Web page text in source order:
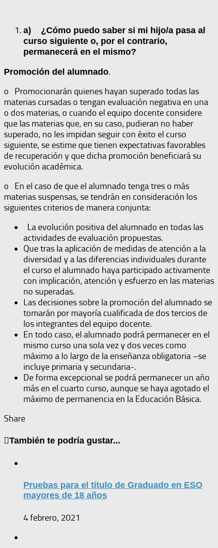
a)
¿Cómo puedo saber si mi hijo/a pasa al
curso siguiente o, por el contrario,
permanecerá en el mismo?
Promoción del alumnado.
o
Promocionarán quienes hayan superado todas las
materias cursadas o tengan evaluación negativa en una
o dos materias, o cuando el equipo docente considere
que las materias que, en su caso, pudieran no haber
superado, no les impidan seguir con éxito el curso
siguiente, se estime que tienen expectativas favorables
de recuperación y que dicha promoción beneficiará su
evolución académica.
o
En el caso de que el alumnado tenga tres o más
materias suspensas, se tendrán en consideración los
siguientes criterios de manera conjunta:
La evolución positiva del alumnado en todas las
actividades de evaluación propuestas.
Que tras la aplicación de medidas de atención a la
diversidad y a las diferencias individuales durante
el curso el alumnado haya participado activamente
con implicación, atención y esfuerzo en las materias
no superadas.
Las decisiones sobre la promoción del alumnado se
tomarán por mayoría cualificada de dos tercios de
los integrantes del equipo docente.
En todo caso, el alumnado podrá permanecer en el
mismo curso una sola vez y dos veces como
máximo a lo largo de la enseñanza obligatoria –se
incluye primaria y secundaria-.
De forma excepcional se podrá permanecer un año
más en el cuarto curso, aunque se haya agotado el
máximo de permanencia en la Educación Básica.
Share
También te podría gustar...
Pruebas para el título de Graduado en ESO
mayores de 18 años
4 febrero, 2021